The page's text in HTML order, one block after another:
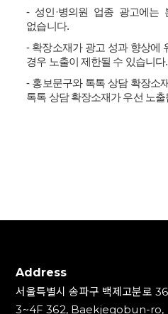
- 성인 ·병의원 업종 광고에는
없습니다.
- 확장소재가 광고 성과 향상에
경우 노출이 제한될 수 있습니다.
- 홍보문구와 톡톡 상담 확장소
톡톡 상담 확장소재가 우선 노출
Address
서울특별시 송파구 백제고분로
3~4F 362, Baekjegobun-ro,